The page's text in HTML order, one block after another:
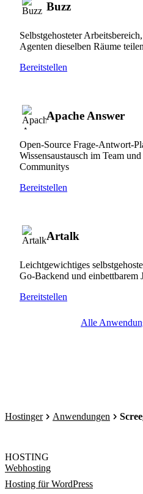
Buzz
Selbstgehosteter
Agenten dieselben Räume teilen
Bereitstellen
Apache Answer
Open-Source Frage-Antwort-
Wissensaustausch im Team
Communitys
Bereitstellen
Artalk
Leichtgewichtiges
Go-Backend und einbettbarem
Bereitstellen
Alle
Hostinger Anwendungen
HOSTING
Webhosting
Hosting für WordPress